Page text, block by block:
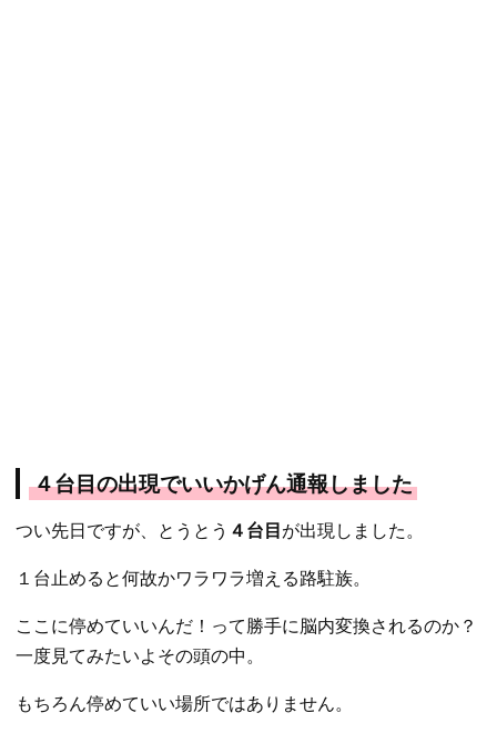
４台目の出現でいいかげん通報しました
つい先日ですが、とうとう ４台目が出現しました。
１台止めると何故かワラワラ増える路駐族。
ここに停めていいんだ！って勝手に脳内変換されるのか？
一度見てみたいよその頭の中。
もちろん停めていい場所ではありません。